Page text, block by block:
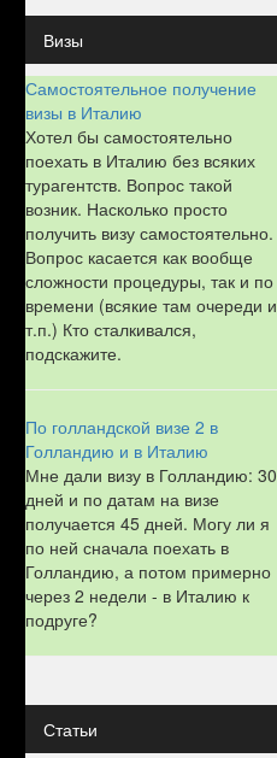
Визы
Самостоятельное получение
визы в Италию
Хотел бы самостоятельно
поехать в Италию без всяких
турагентств. Вопрос такой
возник. Насколько просто
получить визу самостоятельно.
Вопрос касается как вообще
сложности процедуры, так и по
времени (всякие там очереди и
т.п.) Кто сталкивался,
подскажите.
По голландской визе 2 в
Голландию и в Италию
Мне дали визу в Голландию: 30
дней и по датам на визе
получается 45 дней. Могу ли я
по ней сначала поехать в
Голландию, а потом примерно
через 2 недели - в Италию к
подруге?
Статьи